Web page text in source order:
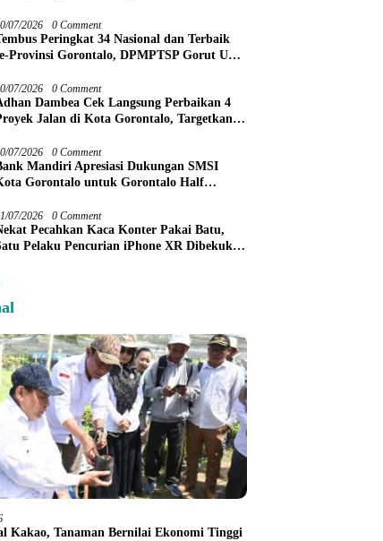
07/2026 0 Comment
Peringkat 34 Nasional dan Terbaik
Provinsi Gorontalo, DPMPTSP Gorut Ukir
07/2026 0 Comment
Dambea Cek Langsung Perbaikan 4
Jalan di Kota Gorontalo, Targetkan
07/2026 0 Comment
Mandiri Apresiasi Dukungan SMSI
Gorontalo untuk Gorontalo Half
07/2026 0 Comment
Pecahkan Kaca Konter Pakai Batu,
Pelaku Pencurian iPhone XR Dibekuk
Kakao, Tanaman Bernilai Ekonomi Tinggi